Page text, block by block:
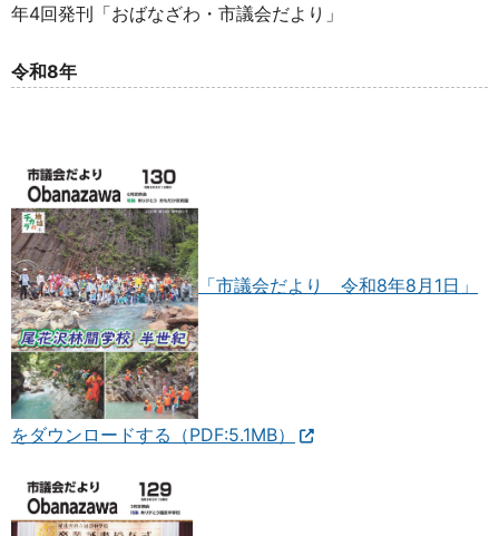
年4回発刊「おばなざわ・市議会だより」
令和8年
「市議会だより 令和8年8月1日」
をダウンロードする（PDF:5.1MB）